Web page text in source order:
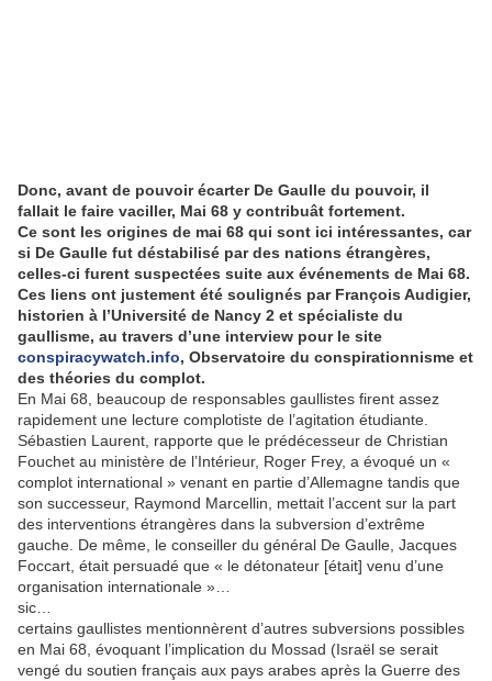
Donc, avant de pouvoir écarter De Gaulle du pouvoir, il
fallait le faire vaciller, Mai 68 y contribuât fortement.
Ce sont les origines de mai 68 qui sont ici intéressantes, car
si De Gaulle fut déstabilisé par des nations étrangères,
celles-ci furent suspectées suite aux événements de Mai 68.
Ces liens ont justement été soulignés par François Audigier,
historien à l’Université de Nancy 2 et spécialiste du
gaullisme, au travers d’une interview pour le site
conspiracywatch.info, Observatoire du conspirationnisme et
des théories du complot.
En Mai 68, beaucoup de responsables gaullistes firent assez
rapidement une lecture complotiste de l’agitation étudiante.
Sébastien Laurent, rapporte que le prédécesseur de Christian
Fouchet au ministère de l’Intérieur, Roger Frey, a évoqué un «
complot international » venant en partie d’Allemagne tandis que
son successeur, Raymond Marcellin, mettait l’accent sur la part
des interventions étrangères dans la subversion d’extrême
gauche. De même, le conseiller du général De Gaulle, Jacques
Foccart, était persuadé que « le détonateur [était] venu d’une
organisation internationale »…
sic…
certains gaullistes mentionnèrent d’autres subversions possibles
en Mai 68, évoquant l’implication du Mossad (Israël se serait
vengé du soutien français aux pays arabes après la Guerre des